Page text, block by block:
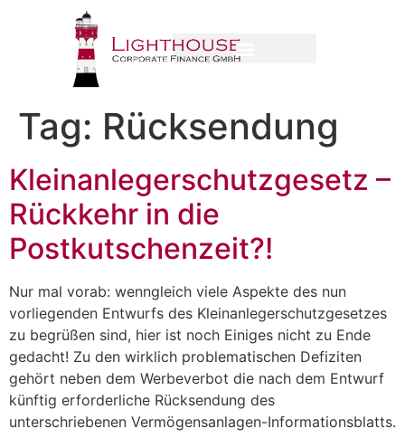
Tag: Rücksendung
Kleinanlegerschutzgesetz –
Rückkehr in die
Postkutschenzeit?!
Nur mal vorab: wenngleich viele Aspekte des nun
vorliegenden Entwurfs des Kleinanlegerschutzgesetzes
zu begrüßen sind, hier ist noch Einiges nicht zu Ende
gedacht! Zu den wirklich problematischen Defiziten
gehört neben dem Werbeverbot die nach dem Entwurf
künftig erforderliche Rücksendung des
unterschriebenen Vermögensanlagen-Informationsblatts.